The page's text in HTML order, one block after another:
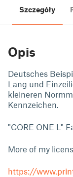
Szczegóły
Opis
Deutsches
Lang und
kleineren
Kennzeichen.
"CORE ONE L"
More of my
https://